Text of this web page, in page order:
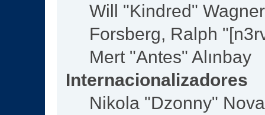
Will "Kindred"
Forsberg, Ralph
Mert "Antes" Alınbay
Internacionalizadores
Nikola "Dzonny"